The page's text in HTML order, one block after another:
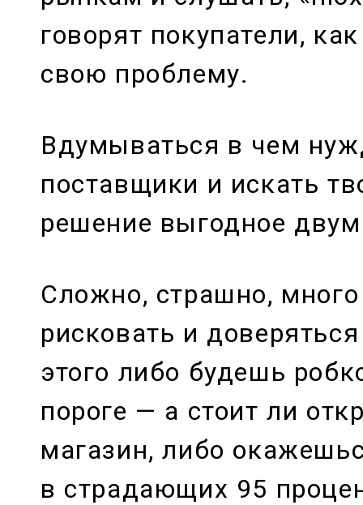
говорят покупатели,
свою проблему.
Вдумываться в чем
поставщики и искать
решение выгодное
Сложно, страшно,
рисковать и
этого либо будешь
пороге — а стоит ли
магазин, либо
в страдающих 95